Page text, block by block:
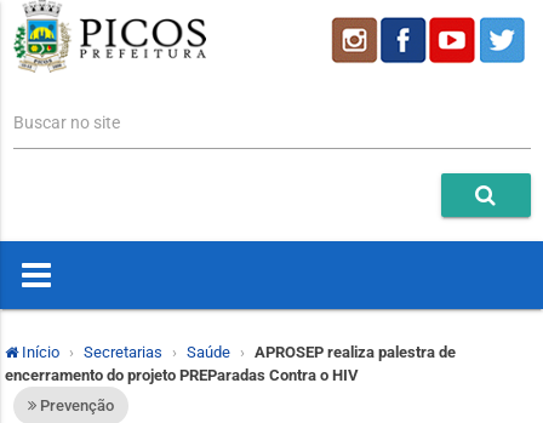
Buscar no site
Início Secretarias Saúde
APROSEP realiza palestra de
encerramento do projeto PREParadas Contra o HIV
Prevenção